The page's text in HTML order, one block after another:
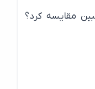
کرد؟